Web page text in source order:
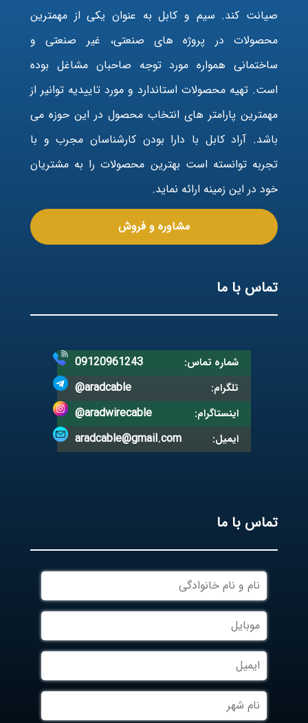
صیانت کند. سیم و کابل به عنوان یکی از مهمترین
محصولات در پروژه های صنعتی، غیر صنعتی و
ساختمانی همواره مورد توجه صاحبان مشاغل بوده
است. تهیه محصولات استاندارد و مورد تاییدیه توانیر از
مهمترین پارامتر های انتخاب محصول در این حوزه می
باشد. آراد کابل با دارا بودن کارشناسان مجرب و با
تجربه توانسته است بهترین محصولات را به مشتریان
خود در این زمینه ارائه نماید.
مشاوره و فروش
تماس با ما
شماره تماس: 09120961243
تلگرام: @aradcable
اینستاگرام: @aradwirecable
ایمیل: aradcable@gmail.com
تماس با ما